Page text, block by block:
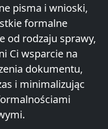
pisma i wnioski,
formalne
od rodzaju sprawy,
Ci wsparcie na
dokumentu,
i minimalizując